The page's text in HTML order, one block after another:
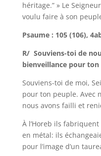
héritage.” » Le
voulu faire à son
Psaume : 105 (106),
R/ Souviens-toi de
bienveillance pour ton
Souviens-toi de moi,
pour ton peuple. Avec
nous avons failli et
À l’Horeb ils
en métal: ils
pour l’image d’un